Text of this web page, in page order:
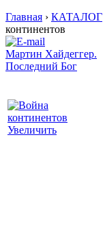
Главная › КАТАЛОГ
континентов
Мартин Хайдеггер.
Последний Бог
Увеличить